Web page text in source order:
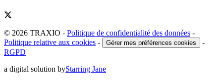
© 2026 TRAXIO - Politique de confidentialité des données -
Politique relative aux cookies - Gérer mes préférences cookies
-
RGPD
a digital solution byStarring Jane